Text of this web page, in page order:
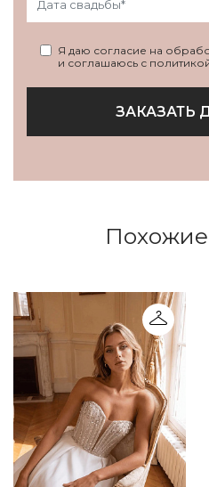
Я даю согласие на
и соглашаюсь с
ЗАКАЗАТЬ